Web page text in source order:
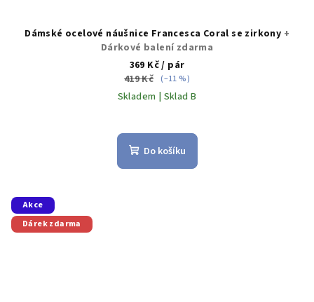
Dámské ocelové náušnice Francesca Coral se zirkony +
Dárkové balení zdarma
369 Kč/ pár
419 Kč (–11 %)
Skladem | Sklad B
Do košíku
Akce
Dárek zdarma